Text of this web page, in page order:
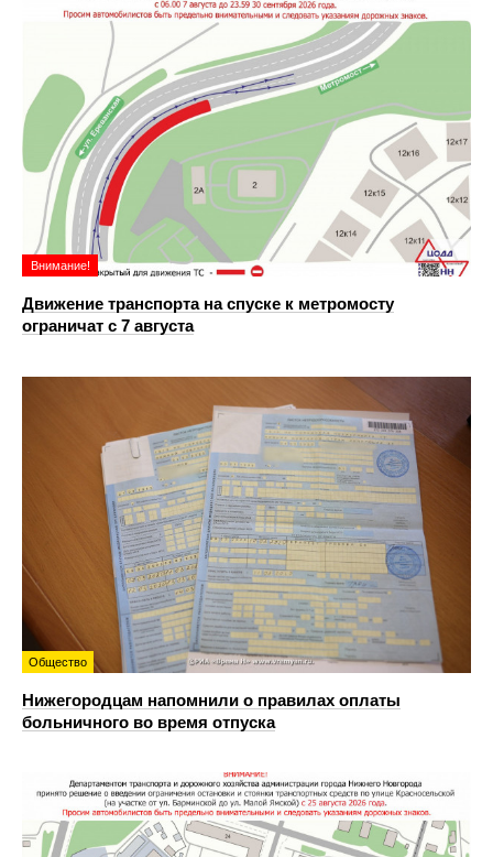
Внимание!
Движение транспорта на спуске к метромосту
ограничат с 7 августа
Общество
Нижегородцам напомнили о правилах оплаты
больничного во время отпуска